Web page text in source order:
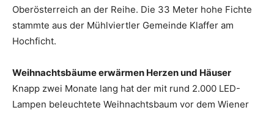
Oberösterreich an der Reihe. Die 33 Meter hohe Fichte
stammte aus der Mühlviertler Gemeinde Klaffer am
Hochficht.
Weihnachtsbäume erwärmen Herzen und Häuser
Knapp zwei Monate lang hat der mit rund 2.000 LED-
Lampen beleuchtete Weihnachtsbaum vor dem Wiener